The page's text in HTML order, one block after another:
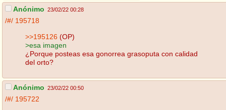
Anónimo 23/02/22 00:28
/#/ 195718
>>195126 (OP)
>esa imagen
¿Porque posteas esa gonorrea grasoputa con calidad
del orto?
Anónimo 23/02/22 00:50
/#/ 195722